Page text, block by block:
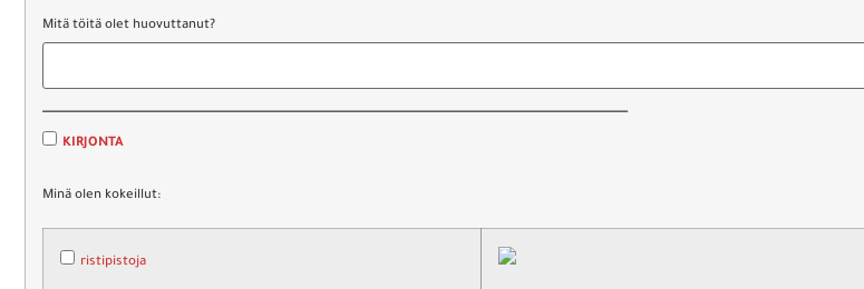
Mitä töitä olet huovuttanut?
___________________________________________________________________________
KIRJONTA
Minä olen kokeillut:
ristipistoja